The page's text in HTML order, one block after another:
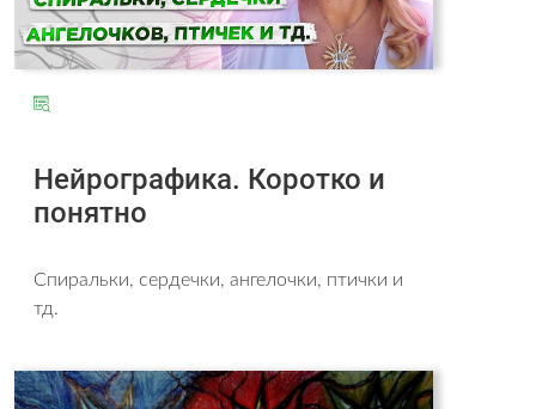
Нейрографика. Коротко и
понятно
Спиральки, сердечки, ангелочки, птички и
тд.